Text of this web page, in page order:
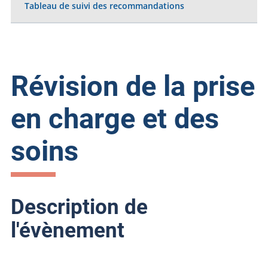
Tableau de suivi des recommandations
Révision de la prise
en charge et des
soins
Description de
l'évènement